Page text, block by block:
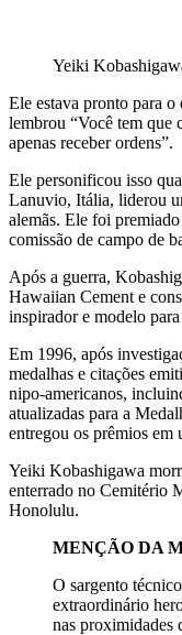
Yeiki
Ele estava pronto para o
lembrou “Você tem
apenas receber ordens”.
Ele personificou isso
Lanuvio, Itália, liderou
alemãs. Ele foi
comissão de campo de
Após a guerra,
Hawaiian Cement e
inspirador e modelo
Em 1996, após
medalhas e citações
nipo-americanos,
atualizadas para a
entregou os prêmios em
Yeiki Kobashigawa
enterrado no Cemitério
Honolulu.
MENÇÃO DA
O sargento
extraordinário
nas proximidades